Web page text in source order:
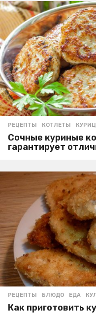
РЕЦЕПТЫ КОТЛЕТЫ ,
Сочные куриные
гарантирует
РЕЦЕПТЫ БЛЮДО ,ЕДА ,
Как приготовить